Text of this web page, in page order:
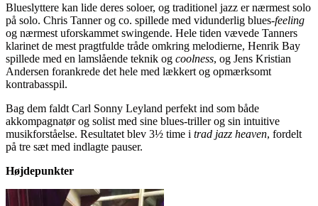
Blueslyttere kan lide deres soloer, og traditionel jazz er nærmest solo
på solo. Chris Tanner og co. spillede med vidunderlig blues-feeling
og nærmest uforskammet swingende. Hele tiden vævede Tanners
klarinet de mest pragtfulde tråde omkring melodierne, Henrik Bay
spillede med en lamslående teknik og coolness, og Jens Kristian
Andersen forankrede det hele med lækkert og opmærksomt
kontrabasspil.
Bag dem faldt Carl Sonny Leyland perfekt ind som både
akkompagnatør og solist med sine blues-triller og sin intuitive
musikforståelse. Resultatet blev 3½ time i trad jazz heaven, fordelt
på tre sæt med indlagte pauser.
Højdepunkter